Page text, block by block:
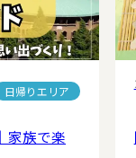
日帰りエリア
家族で楽